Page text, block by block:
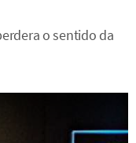
o sentido da